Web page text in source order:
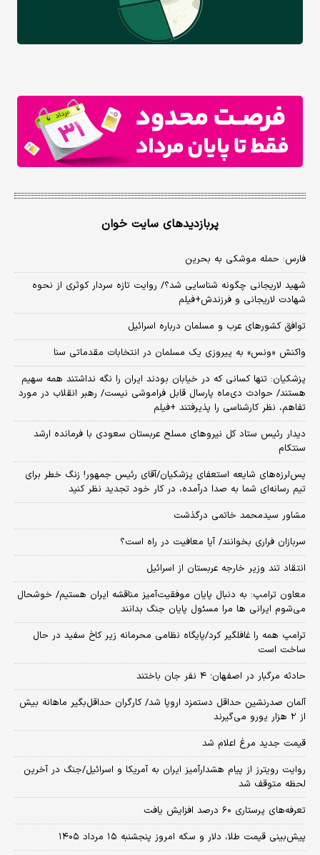
پربازدیدهای سایت خوان
فارس: حمله موشکی به بحرین
شهید لاریجانی چگونه شناسایی شد؟/ روایت تازه سردار کوثری از نحوه
شهادت لاریجانی و فرزندش+فیلم
توافق کشورهای عرب و مسلمان درباره اسرائیل
واکنش «ونس» به پیروزی یک مسلمان در انتخابات مقدماتی سنا
پزشکیان: تنها کسانی که در خیابان بودند ایران را نگه نداشتند همه سهیم
هستند/ حوادث دی‌ماه پارسال قابل فراموشی نیست/ رهبر انقلاب در مورد
تفاهم، نظر کارشناسی را پذیرفتند +فیلم
دیدار رئیس ستاد کل نیروهای مسلح عربستان سعودی با فرمانده ارشد
سنتکام
پس‌لرزه‌های شایعه استعفای پزشکیان/آقای رئیس جمهور! زنگ خطر برای
تیم رسانه‌ای شما به صدا درآمده، در کار خود تجدید نظر کنید
مشاور سیدمحمد خاتمی درگذشت
سربازان فراری بخوانند/ آیا معافیت در راه است؟
انتقاد تند وزیر خارجه عربستان از اسرائیل
معاون ترامپ: به دنبال پایان موفقیت‌آمیز مناقشه ایران هستیم/ خوشحال
می‌شوم ایرانی ها مرا مسئول پایان جنگ بدانند
ترامپ همه را غافلگیر کرد/پایگاه نظامی محرمانه زیر کاخ سفید در حال
ساخت است
حادثه مرگبار در اصفهان؛ ۴ نفر جان باختند
آلمان صدرنشین حداقل دستمزد اروپا شد/ کارگران حداقل‌بگیر ماهانه بیش
از ۲ هزار یورو می‌گیرند
قیمت جدید مرغ اعلام شد
روایت رویترز از پیام هشدارآمیز ایران به آمریکا و اسرائیل/جنگ در آخرین
لحظه متوقف شد
تعرفه‌های پرستاری ۶۰ درصد افزایش یافت
پیش‌بینی قیمت طلا، دلار و سکه امروز پنجشنبه ۱۵ مرداد ۱۴۰۵